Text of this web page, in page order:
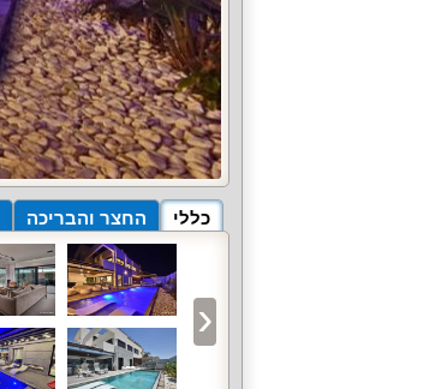
כללי החצר והבריכה